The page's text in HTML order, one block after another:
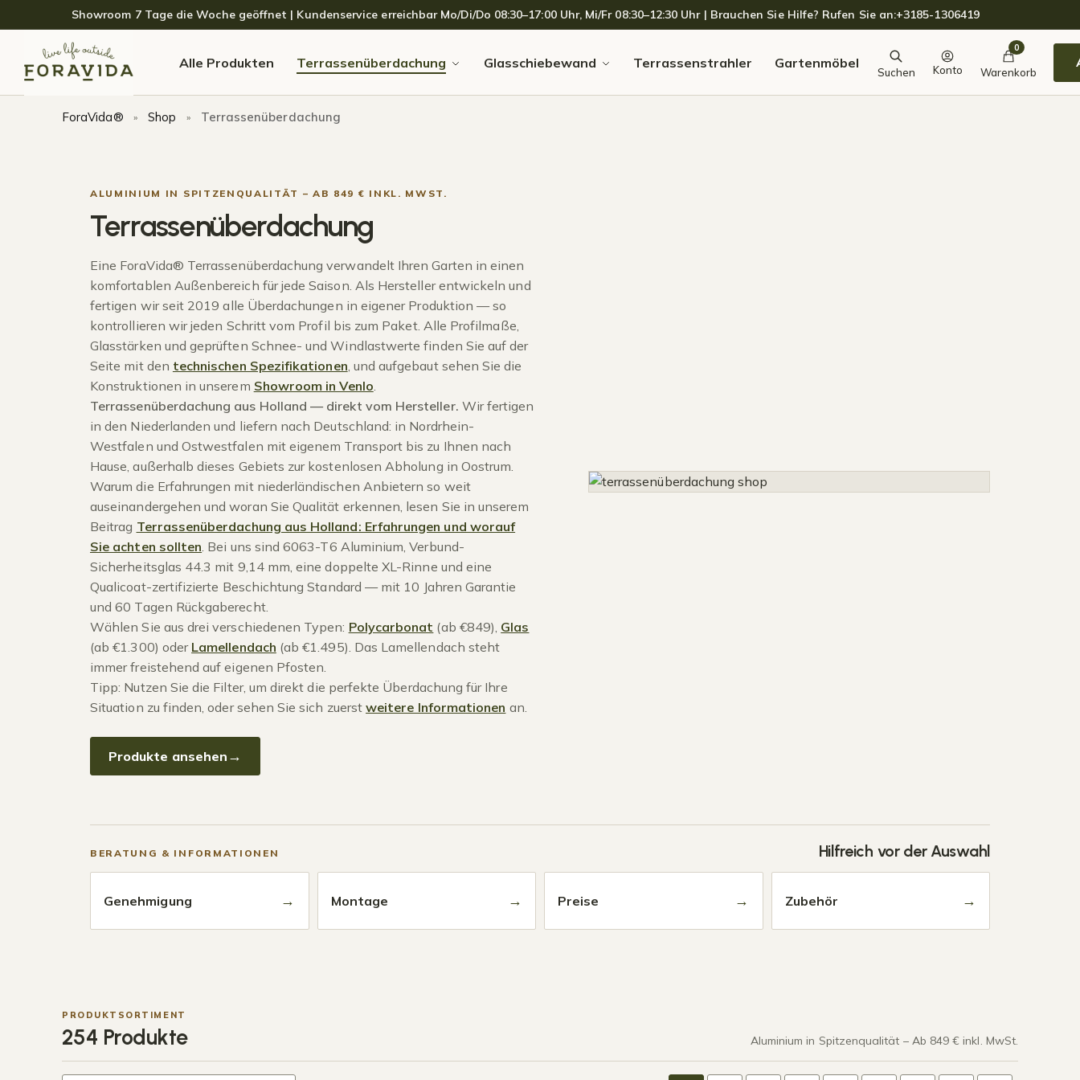
Skip to navigation
Skip to contentShowroom 7 Tage die Woche geöffnet | Kundenservice erreichbar Mo/Di/Do 08:30–17:00 Uhr, Mi/Fr 08:30–12:30 Uhr | Brauchen Sie Hilfe? Rufen Sie an:+3185-1306419
Alle Produkten Terrassenüberdachung Glasschiebewand Terrassenstrahler Gartenmöbel
Suchen Konto
0
Warenkorb
ForaVida® » Shop » Terrassenüberdachung
ALUMINIUM IN SPITZENQUALITÄT – AB 849 € INKL. MWST.
Terrassenüberdachung
Eine ForaVida® Terrassenüberdachung verwandelt Ihren Garten in einen
komfortablen Außenbereich für jede Saison. Als Hersteller entwickeln und
fertigen wir seit 2019 alle Überdachungen in eigener Produktion — so
kontrollieren wir jeden Schritt vom Profil bis zum Paket. Alle Profilmaße,
Glasstärken und geprüften Schnee- und Windlastwerte finden Sie auf der
Seite mit den technischen Spezifikationen, und aufgebaut sehen Sie die
Konstruktionen in unserem Showroom in Venlo.
Terrassenüberdachung aus Holland — direkt vom Hersteller. Wir fertigen
in den Niederlanden und liefern nach Deutschland: in Nordrhein-
Westfalen und Ostwestfalen mit eigenem Transport bis zu Ihnen nach
Hause, außerhalb dieses Gebiets zur kostenlosen Abholung in Oostrum.
Warum die Erfahrungen mit niederländischen Anbietern so weit
auseinandergehen und woran Sie Qualität erkennen, lesen Sie in unserem
Beitrag Terrassenüberdachung aus Holland: Erfahrungen und worauf
Sie achten sollten. Bei uns sind 6063-T6 Aluminium, Verbund-
Sicherheitsglas 44.3 mit 9,14 mm, eine doppelte XL-Rinne und eine
Qualicoat-zertifizierte Beschichtung Standard — mit 10 Jahren Garantie
und 60 Tagen Rückgaberecht.
Wählen Sie aus drei verschiedenen Typen: Polycarbonat (ab €849), Glas
(ab €1.300) oder Lamellendach (ab €1.495). Das Lamellendach steht
immer freistehend auf eigenen Pfosten.
Tipp: Nutzen Sie die Filter, um direkt die perfekte Überdachung für Ihre
Situation zu finden, oder sehen Sie sich zuerstweitere Informationen an.
Produkte ansehen
BERATUNG & INFORMATIONEN Hilfreich vor der Auswahl
Genehmigung → Montage → Preise → Zubehör →
PRODUKTSORTIMENT
254 Produkte Aluminium in Spitzenqualität – Ab 849 € inkl. MwSt.